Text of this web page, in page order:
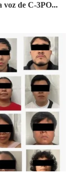
voz de C-3PO...